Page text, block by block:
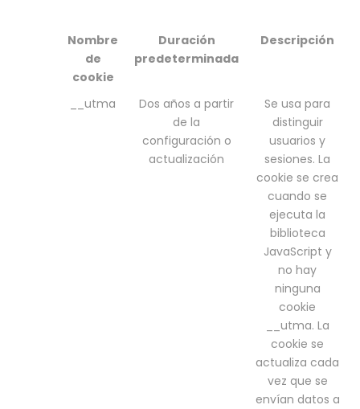
Nombre
de
cookie
Duración
predeterminada
Descripción
__utma
Dos años a partir
de la
configuración o
actualización
Se usa para
distinguir
usuarios y
sesiones. La
cookie se crea
cuando se
ejecuta la
biblioteca
JavaScript y
no hay
ninguna
cookie
__utma. La
cookie se
actualiza cada
vez que se
envían datos a